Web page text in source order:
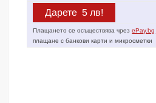
Плащането се осъществява чрезePay.bg
плащане с банкови карти и микросметки